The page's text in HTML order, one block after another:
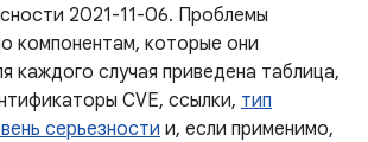
2021-11-06. Проблемы
компонентам, которые они
каждого случая приведена таблица,
CVE, ссылки, тип
серьезности и, если применимо,